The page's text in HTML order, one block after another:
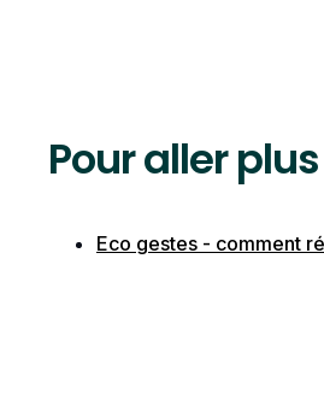
Pour aller
Eco gestes - comment